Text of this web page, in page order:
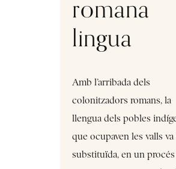
romana
lingua
Amb l’arribada dels
colonitzadors romans, la
llengua dels pobles
que ocupaven les valls va
substituïda, en un procés